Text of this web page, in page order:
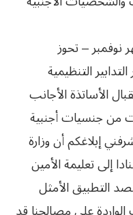
نوفمبر – تحوز
التنظيمية
الأساتذة الأجانب
من جنسيات أجنبية
إبلاغكم أن وزارة
إلى تعليمة الأمين
التطبيق الأمثل